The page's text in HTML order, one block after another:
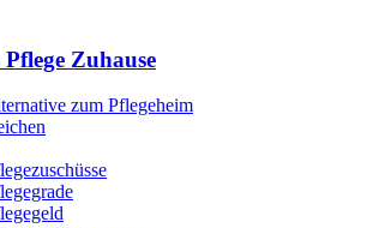
Zuhause
zum Pflegeheim